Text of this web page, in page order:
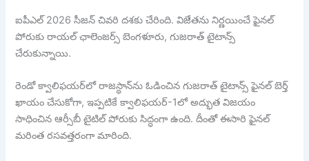
ఐపీఎల్ 2026 సీజన్ చివరి దశకు చేరింది. విజేతను నిర్ణయించే ఫైనల్
పోరుకు రాయల్ ఛాలెంజర్స్ బెంగళూరు, గుజరాత్ టైటాన్స్
చేరుకున్నాయి.
రెండో క్వాలిఫయర్‌లో రాజస్థాన్‌ను ఓడించిన గుజరాత్ టైటాన్స్ ఫైనల్ బెర్త్
ఖాయం చేసుకోగా, ఇప్పటికే క్వాలిఫయర్-1లో అద్భుత విజయం
సాధించిన ఆర్సీబీ టైటిల్ పోరుకు సిద్ధంగా ఉంది. దీంతో ఈసారి ఫైనల్
మరింత రసవత్తరంగా మారింది.